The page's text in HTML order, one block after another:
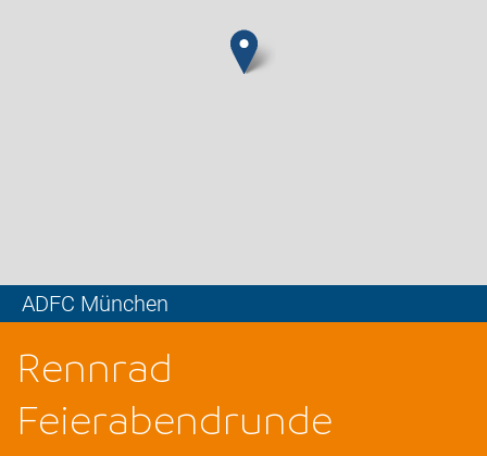
ADFC München
Rennrad
Feierabendrunde